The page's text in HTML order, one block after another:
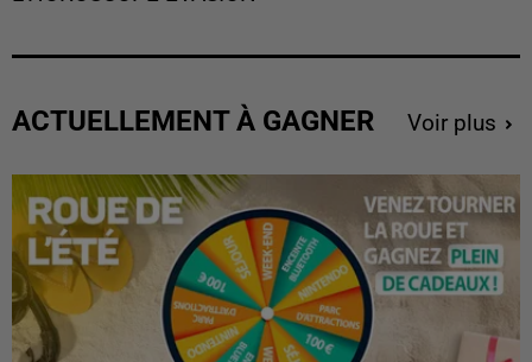
ACTUELLEMENT À GAGNER Voir plus